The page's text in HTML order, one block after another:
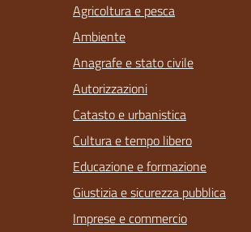
Agricoltura e pesca
Ambiente
Anagrafe e stato civile
Autorizzazioni
Catasto e urbanistica
Cultura e tempo libero
Educazione e formazione
Giustizia e sicurezza pubblica
Imprese e commercio